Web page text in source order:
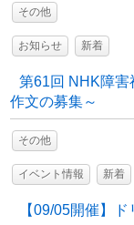
その他
お知らせ 新着
第61回 NHK障害
作文の募集～
その他
イベント情報 新着
【09/05開催】